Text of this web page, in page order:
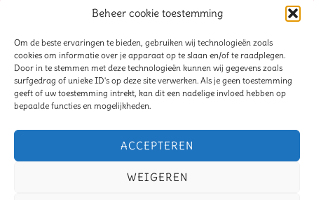
Beheer cookie toestemming
Om de beste ervaringen te bieden, gebruiken wij technologieën zoals
cookies om informatie over je apparaat op te slaan en/of te raadplegen.
Door in te stemmen met deze technologieën kunnen wij gegevens zoals
surfgedrag of unieke ID's op deze site verwerken. Als je geen toestemming
geeft of uw toestemming intrekt, kan dit een nadelige invloed hebben op
bepaalde functies en mogelijkheden.
ACCEPTEREN
WEIGEREN
© Auteursrechten 2026Creaties waar je blij van
wordt.... Alle rechten voorbehouden. Chic Lite |
Ontwikkeld doorRara Themes. Mogelijk
Seizoensliefde
Mindful Moments Bundel
Oorbellen
Schrijven